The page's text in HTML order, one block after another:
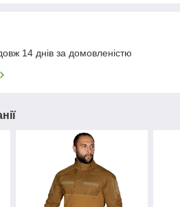
14 днів за домовленістю